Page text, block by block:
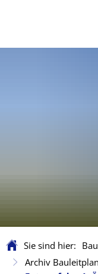
Sie sind hier:
Archiv